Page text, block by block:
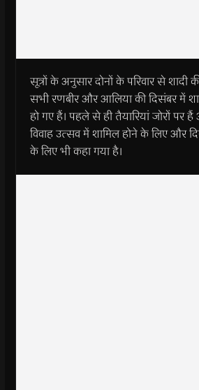
सूत्रों के अनुसार दोनों के परिवार से शादी
सभी रणबीर और आलिया की दिसंबर में
हो गए हैं। पहले से ही तैयारियां जोरों पर हैं
विवाह उत्सव में शामिल होने के लिए और
के लिए भी कहा गया है।